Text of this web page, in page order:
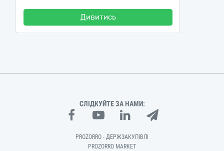
Дивитись
СЛІДКУЙТЕ ЗА НАМИ:
PROZORRO - ДЕРЖЗАКУПІВЛІ
PROZORRO MARKET